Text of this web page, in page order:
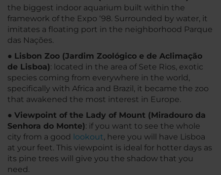
the biggest indoor aquarium built within the
framework of the Expo ‘98. Surrounded by water, it
imitates a floating port in the neighborhood Parque
das Nações.
● Lisbon Zoo (Jardim Zoológico e de Aclimação
de Lisboa): located in the area of Sete Rios, exotic
species coming from everywhere in the world,
specifically with Africa and Brazil, it became the zoo
that awakened the most interest in Europe.
● Viewpoint of the Lady of Mount (Miradouro da
Senhora do Monte): if you want to see the whole
city from a good lookout, here you will have Lisboa
at your feet. This viewpoint is ideal for hotter days as
its pine trees will give you the shadow that you
need.